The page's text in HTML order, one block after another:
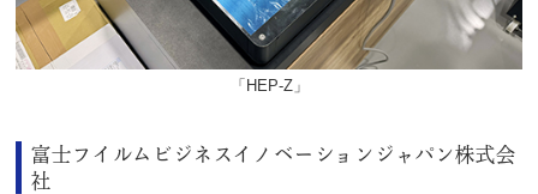
「HEP-Z」
富士フイルムビジネスイノベーションジャパン株式会
社